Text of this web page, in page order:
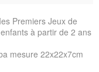
Premiers Jeux de
à partir de 2 ans
mesure 22x22x7cm